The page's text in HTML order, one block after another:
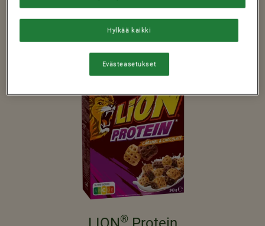
LION®
®
Hylkää kaikki
Evästeasetukset